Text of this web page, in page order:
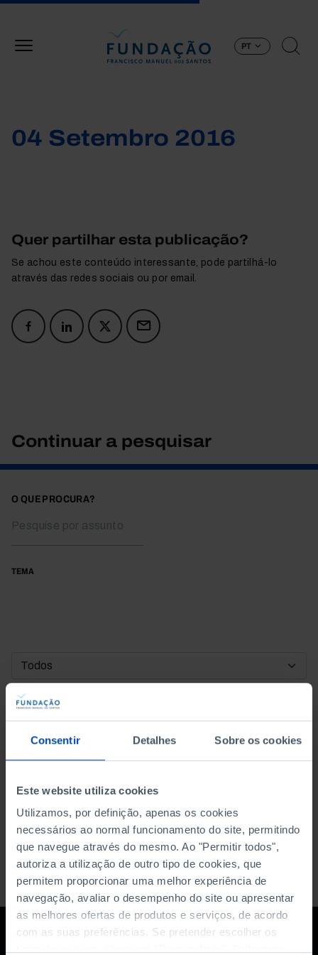
Consentir Detalhes Sobre os cookies
Este website utiliza cookies
Utilizamos, por definição, apenas os cookies
necessários ao normal funcionamento do site, permitindo
que navegue através do mesmo. Ao "Permitir todos",
autoriza a utilização de outro tipo de cookies, que
permitem proporcionar uma melhor experiência de
navegação, avaliar o desempenho do site ou apresentar
as melhores ofertas de produtos e serviços, de acordo
com as suas preferências. Se pretender escolher os
PT
04 Setembro 2016
Quer partilhar esta publicação?
Se achou este conteúdo interessante, pode partilhá-lo
através das redes sociais ou por email.
Continuar a pesquisar
O QUE PROCURA?
TEMA
DATA DE INÍCIO
DATA DE FIM